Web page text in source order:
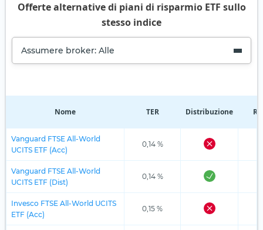
Offerte alternative di piani di risparmio ETF sullo
stesso indice
Assumere broker: Alle
Nome TER Distribuzione
Vanguard FTSE All-World
UCITS ETF (Acc)
0,14 %
Vanguard FTSE All-World
UCITS ETF (Dist)
0,14 %
Invesco FTSE All-World UCITS
ETF (Acc)
0,15 %